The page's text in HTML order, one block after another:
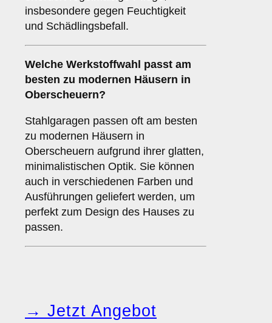
insbesondere gegen Feuchtigkeit
und Schädlingsbefall.
Welche Werkstoffwahl passt am
besten zu modernen Häusern in
Oberscheuern?
Stahlgaragen passen oft am besten
zu modernen Häusern in
Oberscheuern aufgrund ihrer glatten,
minimalistischen Optik. Sie können
auch in verschiedenen Farben und
Ausführungen geliefert werden, um
perfekt zum Design des Hauses zu
passen.
→ Jetzt Angebot